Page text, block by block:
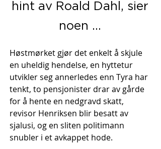
hint av Roald Dahl, sier
noen ...
Høstmørket gjør det enkelt å skjule
en uheldig hendelse, en hyttetur
utvikler seg annerledes enn Tyra har
tenkt, to pensjonister drar av gårde
for å hente en nedgravd skatt,
revisor Henriksen blir besatt av
sjalusi, og en sliten politimann
snubler i et avkappet hode.